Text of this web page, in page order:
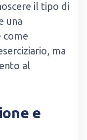
il tipo di
una
come
ma
al
e